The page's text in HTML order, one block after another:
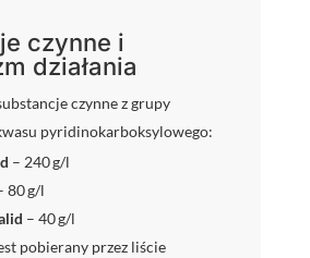
czynne i
działania
czynne z grupy
pyridinokarboksylowego:
– 240 g/l
80 g/l
– 40 g/l
pobierany przez liście